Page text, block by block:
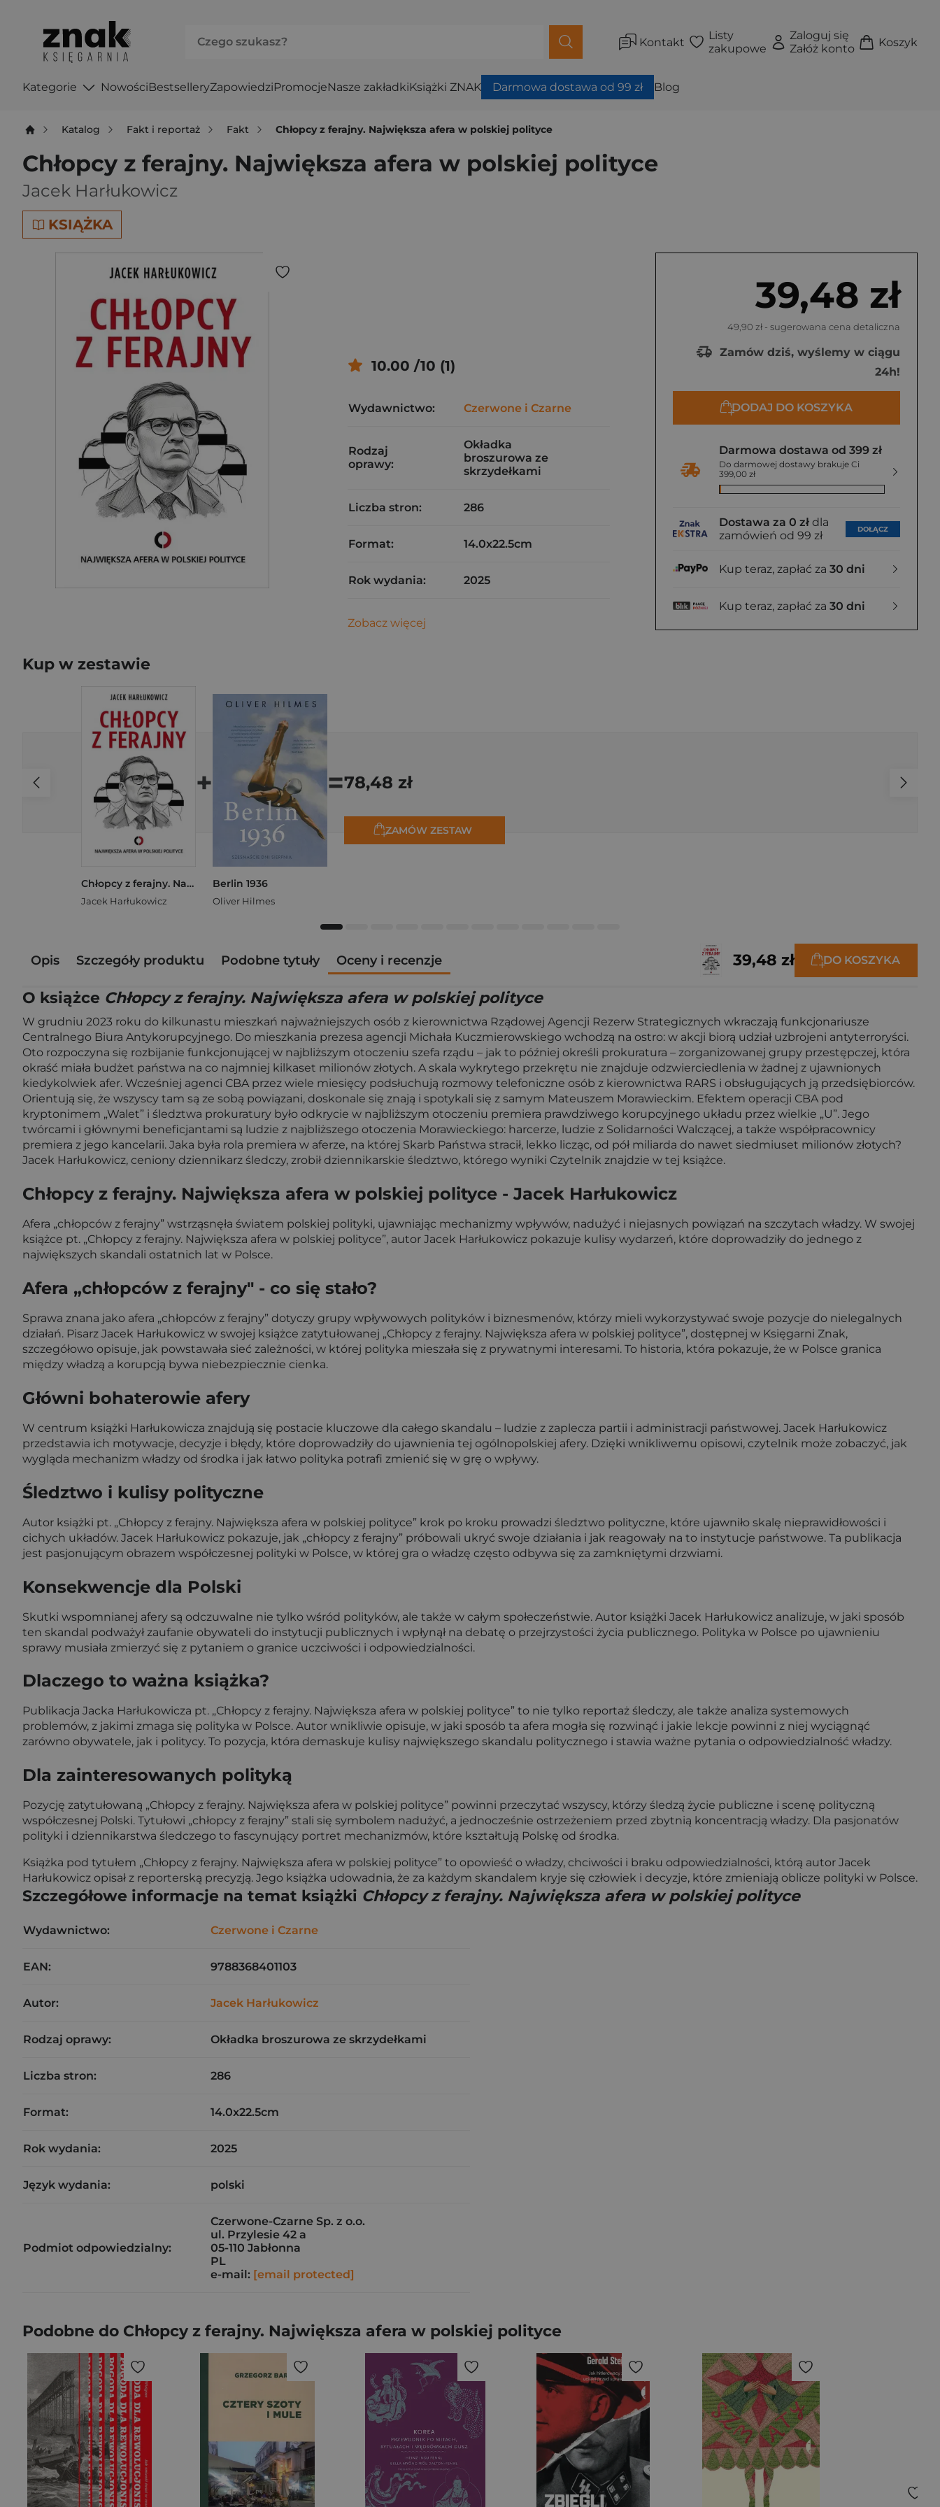
Kontakt
Listy
zakupowe
Zaloguj się
Załóż konto
Koszyk
Kategorie NowościBestselleryZapowiedziPromocjeNasze zakładkiKsiążki ZNAK Darmowa dostawa od 99 zł Blog
Katalog Fakt i reportaż Fakt Chłopcy z ferajny. Największa afera w polskiej polityce
Chłopcy z ferajny. Największa afera w polskiej polityce
Jacek Harłukowicz
KSIĄŻKA
39,48 zł
49,90 zł - sugerowana cena detaliczna
Zamów dziś, wyślemy w ciągu
24h!
DODAJ DO KOSZYKA
Darmowa dostawa od 399 zł
Do darmowej dostawy brakuje Ci
399,00 zł
Dostawa za 0 zł dla
zamówień od 99 zł
DOŁĄCZ
Kup teraz, zapłać za 30 dni
Kup teraz, zapłać za 30 dni
10.00 /10 (1)
Wydawnictwo: Czerwone i Czarne
Rodzaj
oprawy:
Okładka
broszurowa ze
skrzydełkami
Liczba stron: 286
Format: 14.0x22.5cm
Rok wydania: 2025
Zobacz więcej
Kup w zestawie
Chłopcy z ferajny. Największa afera w polskiej polityce
Jacek Harłukowicz
+
Berlin 1936
Oliver Hilmes
=78,48 zł
ZAMÓW ZESTAW
Opis Szczegóły produktu Podobne tytuły Oceny i recenzje 39,48 zł DO KOSZYKA
O książce Chłopcy z ferajny. Największa afera w polskiej polityce
W grudniu 2023 roku do kilkunastu mieszkań najważniejszych osób z kierownictwa Rządowej Agencji Rezerw Strategicznych wkraczają funkcjonariusze
Centralnego Biura Antykorupcyjnego. Do mieszkania prezesa agencji Michała Kuczmierowskiego wchodzą na ostro: w akcji biorą udział uzbrojeni antyterroryści.
Oto rozpoczyna się rozbijanie funkcjonującej w najbliższym otoczeniu szefa rządu – jak to później określi prokuratura – zorganizowanej grupy przestępczej, która
okraść miała budżet państwa na co najmniej kilkaset milionów złotych. A skala wykrytego przekrętu nie znajduje odzwierciedlenia w żadnej z ujawnionych
kiedykolwiek afer. Wcześniej agenci CBA przez wiele miesięcy podsłuchują rozmowy telefoniczne osób z kierownictwa RARS i obsługujących ją przedsiębiorców.
Orientują się, że wszyscy tam są ze sobą powiązani, doskonale się znają i spotykali się z samym Mateuszem Morawieckim. Efektem operacji CBA pod
kryptonimem „Walet” i śledztwa prokuratury było odkrycie w najbliższym otoczeniu premiera prawdziwego korupcyjnego układu przez wielkie „U”. Jego
twórcami i głównymi beneficjantami są ludzie z najbliższego otoczenia Morawieckiego: harcerze, ludzie z Solidarności Walczącej, a także współpracownicy
premiera z jego kancelarii. Jaka była rola premiera w aferze, na której Skarb Państwa stracił, lekko licząc, od pół miliarda do nawet siedmiuset milionów złotych?
Jacek Harłukowicz, ceniony dziennikarz śledczy, zrobił dziennikarskie śledztwo, którego wyniki Czytelnik znajdzie w tej książce.
Chłopcy z ferajny. Największa afera w polskiej polityce - Jacek Harłukowicz
Afera „chłopców z ferajny” wstrząsnęła światem polskiej polityki, ujawniając mechanizmy wpływów, nadużyć i niejasnych powiązań na szczytach władzy. W swojej
książce pt. „Chłopcy z ferajny. Największa afera w polskiej polityce”, autor Jacek Harłukowicz pokazuje kulisy wydarzeń, które doprowadziły do jednego z
największych skandali ostatnich lat w Polsce.
Afera „chłopców z ferajny" - co się stało?
Sprawa znana jako afera „chłopców z ferajny” dotyczy grupy wpływowych polityków i biznesmenów, którzy mieli wykorzystywać swoje pozycje do nielegalnych
działań. Pisarz Jacek Harłukowicz w swojej książce zatytułowanej „Chłopcy z ferajny. Największa afera w polskiej polityce”, dostępnej w Księgarni Znak,
szczegółowo opisuje, jak powstawała sieć zależności, w której polityka mieszała się z prywatnymi interesami. To historia, która pokazuje, że w Polsce granica
między władzą a korupcją bywa niebezpiecznie cienka.
Główni bohaterowie afery
W centrum książki Harłukowicza znajdują się postacie kluczowe dla całego skandalu – ludzie z zaplecza partii i administracji państwowej. Jacek Harłukowicz
przedstawia ich motywacje, decyzje i błędy, które doprowadziły do ujawnienia tej ogólnopolskiej afery. Dzięki wnikliwemu opisowi, czytelnik może zobaczyć, jak
wygląda mechanizm władzy od środka i jak łatwo polityka potrafi zmienić się w grę o wpływy.
Śledztwo i kulisy polityczne
Autor książki pt. „Chłopcy z ferajny. Największa afera w polskiej polityce” krok po kroku prowadzi śledztwo polityczne, które ujawniło skalę nieprawidłowości i
cichych układów. Jacek Harłukowicz pokazuje, jak „chłopcy z ferajny” próbowali ukryć swoje działania i jak reagowały na to instytucje państwowe. Ta publikacja
jest pasjonującym obrazem współczesnej polityki w Polsce, w której gra o władzę często odbywa się za zamkniętymi drzwiami.
Konsekwencje dla Polski
Skutki wspomnianej afery są odczuwalne nie tylko wśród polityków, ale także w całym społeczeństwie. Autor książki Jacek Harłukowicz analizuje, w jaki sposób
ten skandal podważył zaufanie obywateli do instytucji publicznych i wpłynął na debatę o przejrzystości życia publicznego. Polityka w Polsce po ujawnieniu
sprawy musiała zmierzyć się z pytaniem o granice uczciwości i odpowiedzialności.
Dlaczego to ważna książka?
Publikacja Jacka Harłukowicza pt. „Chłopcy z ferajny. Największa afera w polskiej polityce” to nie tylko reportaż śledczy, ale także analiza systemowych
problemów, z jakimi zmaga się polityka w Polsce. Autor wnikliwie opisuje, w jaki sposób ta afera mogła się rozwinąć i jakie lekcje powinni z niej wyciągnąć
zarówno obywatele, jak i politycy. To pozycja, która demaskuje kulisy największego skandalu politycznego i stawia ważne pytania o odpowiedzialność władzy.
Dla zainteresowanych polityką
Pozycję zatytułowaną „Chłopcy z ferajny. Największa afera w polskiej polityce” powinni przeczytać wszyscy, którzy śledzą życie publiczne i scenę polityczną
współczesnej Polski. Tytułowi „chłopcy z ferajny” stali się symbolem nadużyć, a jednocześnie ostrzeżeniem przed zbytnią koncentracją władzy. Dla pasjonatów
polityki i dziennikarstwa śledczego to fascynujący portret mechanizmów, które kształtują Polskę od środka.
Książka pod tytułem „Chłopcy z ferajny. Największa afera w polskiej polityce” to opowieść o władzy, chciwości i braku odpowiedzialności, którą autor Jacek
Harłukowicz opisał z reporterską precyzją. Jego książka udowadnia, że za każdym skandalem kryje się człowiek i decyzje, które zmieniają oblicze polityki w Polsce.
Szczegółowe informacje na temat książki Chłopcy z ferajny. Największa afera w polskiej polityce
Wydawnictwo: Czerwone i Czarne
EAN: 9788368401103
Autor: Jacek Harłukowicz
Rodzaj oprawy: Okładka broszurowa ze skrzydełkami
Liczba stron: 286
Format: 14.0x22.5cm
Rok wydania: 2025
Język wydania: polski
Podmiot odpowiedzialny:
Czerwone-Czarne Sp. z o.o.
ul. Przylesie 42 a
05-110 Jabłonna
PL
e-mail: [email protected]
Podobne do Chłopcy z ferajny. Największa afera w polskiej polityce